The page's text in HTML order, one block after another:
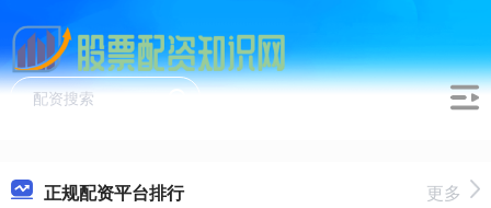
正规配资平台排行 更多